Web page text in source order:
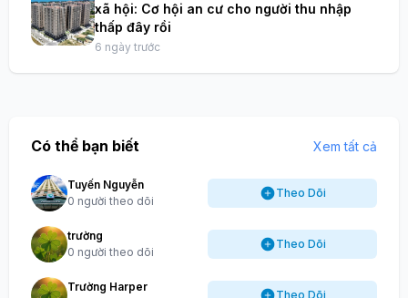
xã hội: Cơ hội an cư cho người thu nhập
thấp đây rồi
6 ngày trước
Có thể bạn biết Xem tất cả
Tuyến Nguyễn
0 người theo dõi
Theo Dõi
trường
0 người theo dõi
Theo Dõi
Trường Harper
Theo Dõi